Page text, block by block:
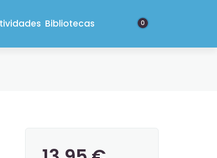
Bibliotecas 0